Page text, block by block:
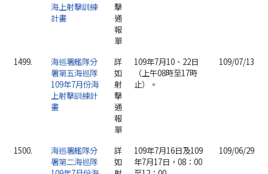
海上射擊訓練
計畫
擊
通
報
單
1499.
海巡署艦隊分
署第五海巡隊
109年7月份海
上射擊訓練計
畫
詳
如
射
擊
通
報
單
109年7月10、22日
（上午08時至17時
止）。
109/07/13
1500.
海巡署艦隊分
署第二海巡隊
詳
如
109年7月16日及109
年7月17日，08：00
109/06/29